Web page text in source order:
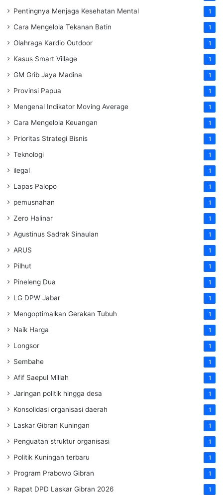
Pentingnya Menjaga Kesehatan Mental 1
Cara Mengelola Tekanan Batin 1
Olahraga Kardio Outdoor 1
Kasus Smart Village 1
GM Grib Jaya Madina 1
Provinsi Papua 1
Mengenal Indikator Moving Average 1
Cara Mengelola Keuangan 1
Prioritas Strategi Bisnis 1
Teknologi 1
ilegal 1
Lapas Palopo 1
pemusnahan 1
Zero Halinar 1
Agustinus Sadrak Sinaulan 1
ARUS 1
Pilhut 1
Pineleng Dua 1
LG DPW Jabar 1
Mengoptimalkan Gerakan Tubuh 1
Naik Harga 1
Longsor 1
Sembahe 1
Afif Saepul Millah 1
Jaringan politik hingga desa 1
Konsolidasi organisasi daerah 1
Laskar Gibran Kuningan 1
Penguatan struktur organisasi 1
Politik Kuningan terbaru 1
Program Prabowo Gibran 1
Rapat DPD Laskar Gibran 2026 1